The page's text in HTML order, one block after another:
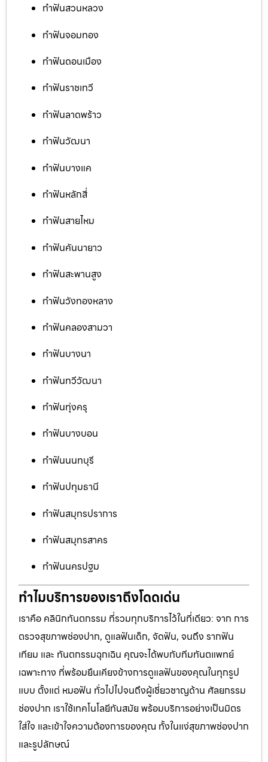
ทำฟันสวนหลวง
ทำฟันจอมทอง
ทำฟันดอนเมือง
ทำฟันราชเทวี
ทำฟันลาดพร้าว
ทำฟันวัฒนา
ทำฟันบางแค
ทำฟันหลักสี่
ทำฟันสายไหม
ทำฟันคันนายาว
ทำฟันสะพานสูง
ทำฟันวังทองหลาง
ทำฟันคลองสามวา
ทำฟันบางนา
ทำฟันทวีวัฒนา
ทำฟันทุ่งครุ
ทำฟันบางบอน
ทำฟันนนทบุรี
ทำฟันปทุมธานี
ทำฟันสมุทรปราการ
ทำฟันสมุทรสาคร
ทำฟันนครปฐม
ทำไมบริการของเราถึงโดดเด่น
เราคือ คลินิกทันตกรรม ที่รวมทุกบริการไว้ในที่เดียว: จาก การ
ตรวจสุขภาพช่องปาก, ดูแลฟันเด็ก, จัดฟัน, จนถึง รากฟัน
เทียม และ ทันตกรรมฉุกเฉิน คุณจะได้พบกับทีมทันตแพทย์
เฉพาะทาง ที่พร้อมยืนเคียงข้างการดูแลฟันของคุณในทุกรูป
แบบ ตั้งแต่ หมอฟัน ทั่วไปไปจนถึงผู้เชี่ยวชาญด้าน ศัลยกรรม
ช่องปาก เราใช้เทคโนโลยีทันสมัย พร้อมบริการอย่างเป็นมิตร
ใส่ใจ และเข้าใจความต้องการของคุณ ทั้งในแง่สุขภาพช่องปาก
และรูปลักษณ์